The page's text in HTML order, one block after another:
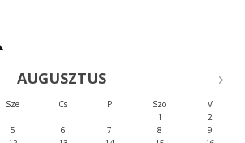
AUGUSZTUS
Sze Cs P Szo
V
1
2
5 6 7 8
9